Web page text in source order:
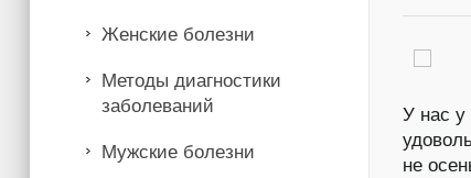
У нас у
не
Женские болезни
Методы диагностики
заболеваний
Мужские болезни